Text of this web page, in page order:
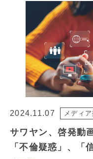
2024.11.07 メディ
サワヤン、啓発動
「不倫疑惑」、「